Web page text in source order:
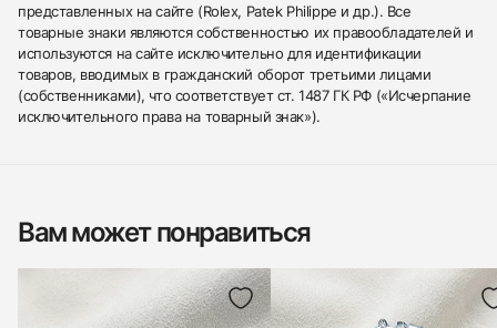
представленных на сайте (Rolex, Patek Philippe и др.). Все
товарные знаки являются собственностью их правообладателей и
используются на сайте исключительно для идентификации
товаров, вводимых в гражданский оборот третьими лицами
(собственниками), что соответствует ст. 1487 ГК РФ («Исчерпание
исключительного права на товарный знак»).
Вам может понравиться